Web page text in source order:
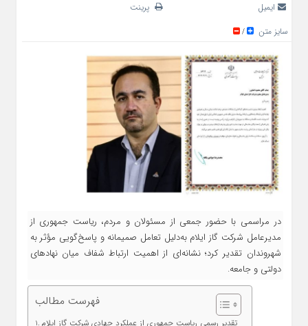
ایمیل
پرینت
سایز متن
/
در مراسمی با حضور جمعی از مسئولان و مردم، ریاست جمهوری از
مدیرعامل شرکت گاز ایلام به‌دلیل تعامل صمیمانه و پاسخ‌گویی مؤثر به
شهروندان تقدیر کرد؛ نشانه‌ای از اهمیت ارتباط شفاف میان نهادهای
دولتی و جامعه.
فهرست مطالب
تقدیر رسمی ریاست جمهوری از عملکرد جهادی شرکت گاز ایلام